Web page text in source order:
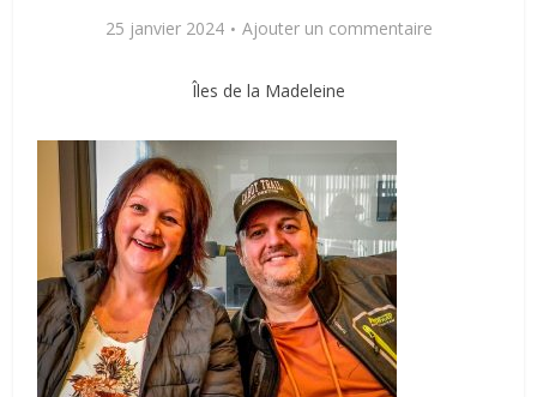
25 janvier 2024 Ajouter un commentaire
Îles de la Madeleine